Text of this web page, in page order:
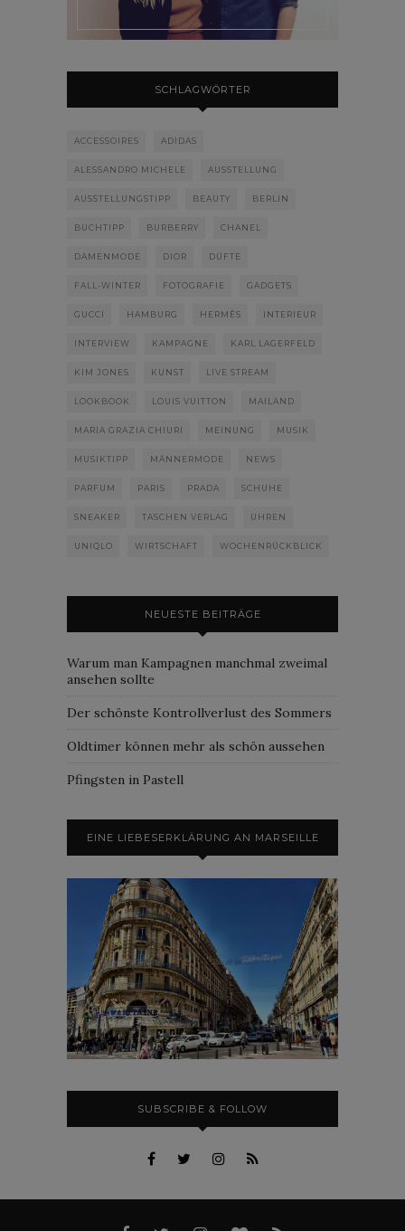
SCHLAGWÖRTER
ACCESSOIRES ADIDAS
ALESSANDRO MICHELE AUSSTELLUNG
AUSSTELLUNGSTIPP BEAUTY BERLIN
BUCHTIPP BURBERRY CHANEL
DAMENMODE DIOR DÜFTE
FALL-WINTER FOTOGRAFIE GADGETS
GUCCI HAMBURG HERMÈS INTERIEUR
INTERVIEW KAMPAGNE KARL LAGERFELD
KIM JONES KUNST LIVE STREAM
LOOKBOOK LOUIS VUITTON MAILAND
MARIA GRAZIA CHIURI MEINUNG MUSIK
MUSIKTIPP MÄNNERMODE NEWS
PARFUM PARIS PRADA SCHUHE
SNEAKER TASCHEN VERLAG UHREN
UNIQLO WIRTSCHAFT WOCHENRÜCKBLICK
NEUESTE BEITRÄGE
Warum man Kampagnen manchmal zweimal
ansehen sollte
Der schönste Kontrollverlust des Sommers
Oldtimer können mehr als schön aussehen
Pfingsten in Pastell
EINE LIEBESERKLÄRUNG AN MARSEILLE
SUBSCRIBE & FOLLOW